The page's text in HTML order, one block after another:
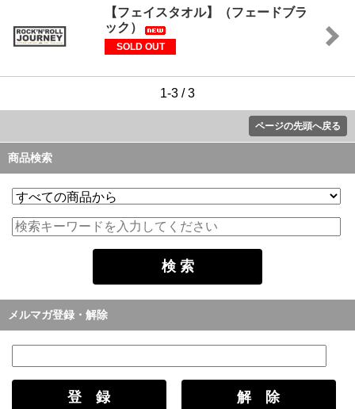
【フェイスタオル】（フェードブラ
ック）
SOLD OUT
1-3 / 3
ページの先頭へ戻る
商品検索
メルマガ登録・解除